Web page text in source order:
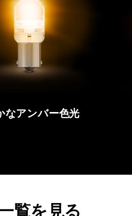
なアンバー色光
覧を見る